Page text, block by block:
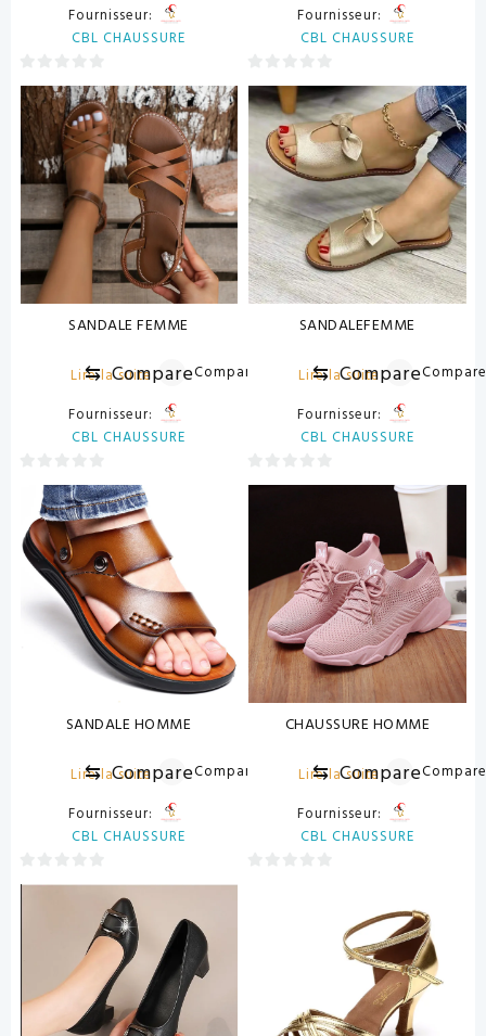
Fournisseur:
CBL CHAUSSURE
0
sur
5
Fournisseur:
CBL CHAUSSURE
0
sur
SANDALE FEMME
Lire la suite
⇆ CompareCompare
Fournisseur:
CBL CHAUSSURE
sur
SANDALEFEMME
Lire la suite
⇆ Compare
Fournisseur:
CBL CHAUSSURE
0
SANDALE HOMME
Lire la suite
⇆ CompareCompare
Fournisseur:
CBL CHAUSSURE
0
CHAUSSURE HOMME
Lire la suite
⇆ Compare
Fournisseur:
CBL CHAUSSURE